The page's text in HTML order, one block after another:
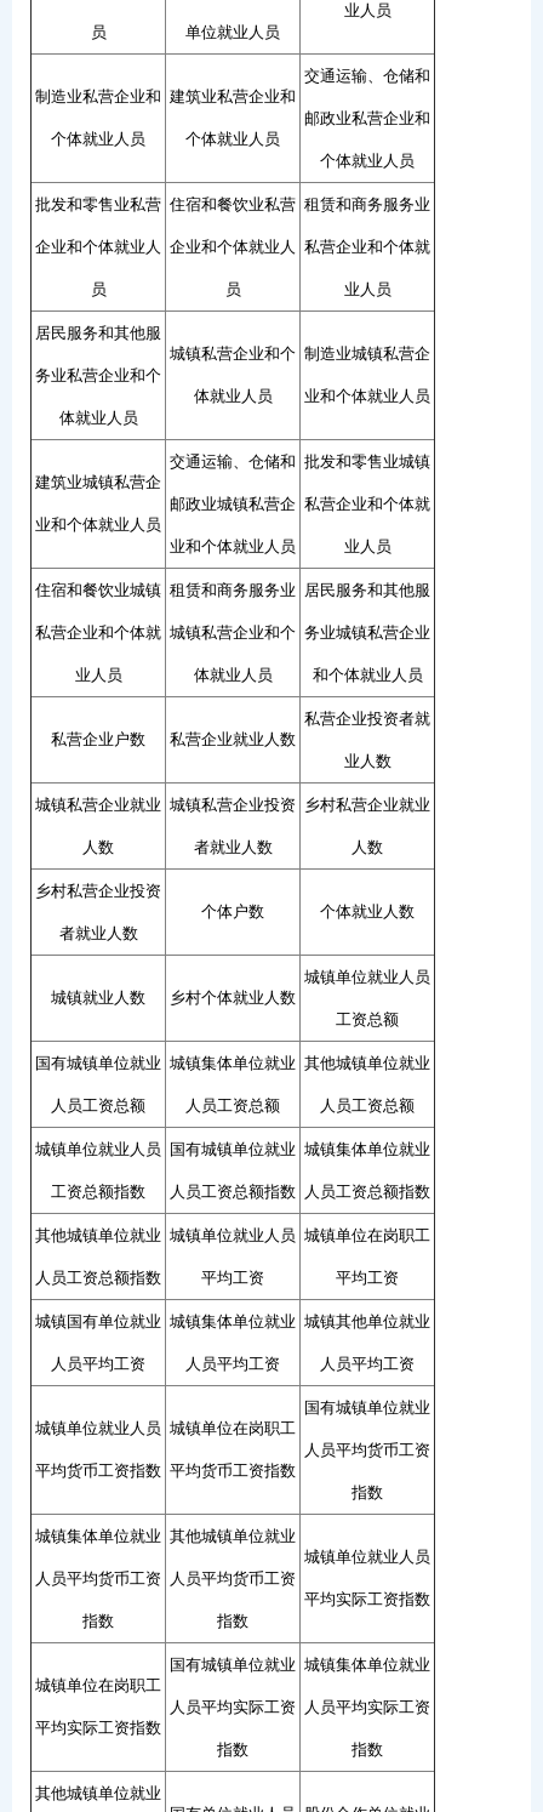
员 单位就业人员
业人员
制造业私营企业和
个体就业人员
建筑业私营企业和
个体就业人员
交通运输、仓储和
邮政业私营企业和
个体就业人员
批发和零售业私营
企业和个体就业人
员
住宿和餐饮业私营
企业和个体就业人
员
租赁和商务服务业
私营企业和个体就
业人员
居民服务和其他服
务业私营企业和个
体就业人员
城镇私营企业和个
体就业人员
制造业城镇私营企
业和个体就业人员
建筑业城镇私营企
业和个体就业人员
交通运输、仓储和
邮政业城镇私营企
业和个体就业人员
批发和零售业城镇
私营企业和个体就
业人员
住宿和餐饮业城镇
私营企业和个体就
业人员
租赁和商务服务业
城镇私营企业和个
体就业人员
居民服务和其他服
务业城镇私营企业
和个体就业人员
私营企业户数 私营企业就业人数
私营企业投资者就
业人数
城镇私营企业就业
人数
城镇私营企业投资
者就业人数
乡村私营企业就业
人数
乡村私营企业投资
者就业人数
个体户数 个体就业人数
城镇就业人数 乡村个体就业人数
城镇单位就业人员
工资总额
国有城镇单位就业
人员工资总额
城镇集体单位就业
人员工资总额
其他城镇单位就业
人员工资总额
城镇单位就业人员
工资总额指数
国有城镇单位就业
人员工资总额指数
城镇集体单位就业
人员工资总额指数
其他城镇单位就业
人员工资总额指数
城镇单位就业人员
平均工资
城镇单位在岗职工
平均工资
城镇国有单位就业
人员平均工资
城镇集体单位就业
人员平均工资
城镇其他单位就业
人员平均工资
城镇单位就业人员
平均货币工资指数
城镇单位在岗职工
平均货币工资指数
国有城镇单位就业
人员平均货币工资
指数
城镇集体单位就业
人员平均货币工资
指数
其他城镇单位就业
人员平均货币工资
指数
城镇单位就业人员
平均实际工资指数
城镇单位在岗职工
平均实际工资指数
国有城镇单位就业
人员平均实际工资
指数
城镇集体单位就业
人员平均实际工资
指数
其他城镇单位就业